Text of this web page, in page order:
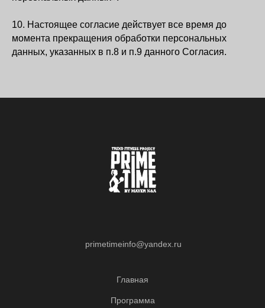
10. Настоящее согласие действует все время до
момента прекращения обработки персональных
данных, указанных в п.8 и п.9 данного Согласия.
Главная
Программа
primetimeinfo@yandex.ru